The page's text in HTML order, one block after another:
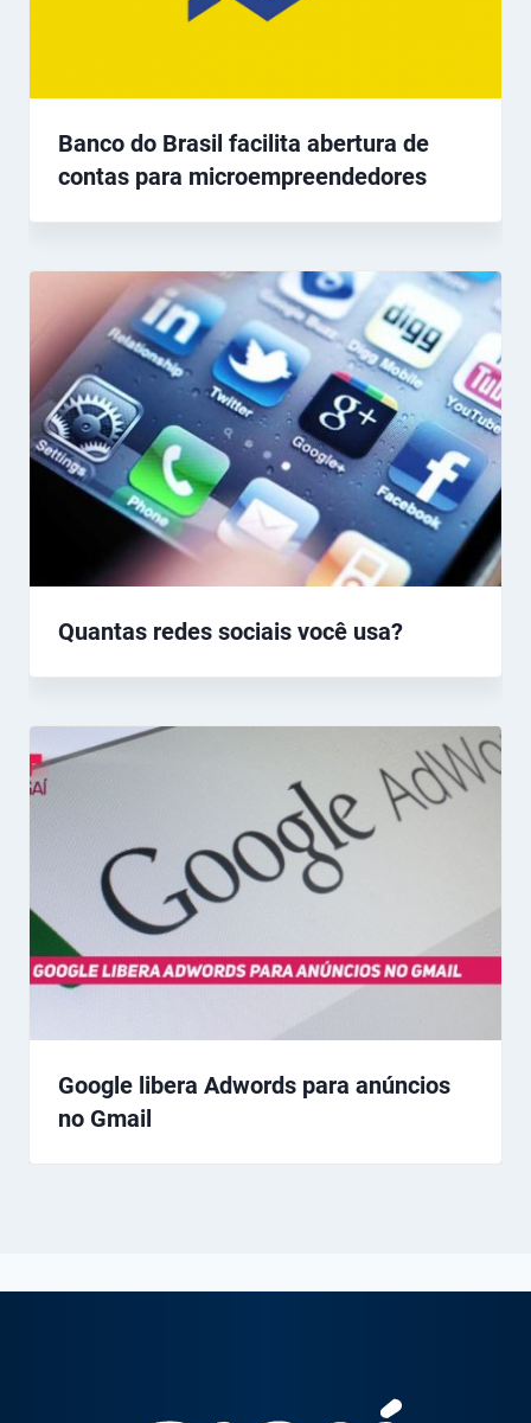
Banco do Brasil facilita abertura de
contas para microempreendedores
Quantas redes sociais você usa?
Google libera Adwords para anúncios
no Gmail